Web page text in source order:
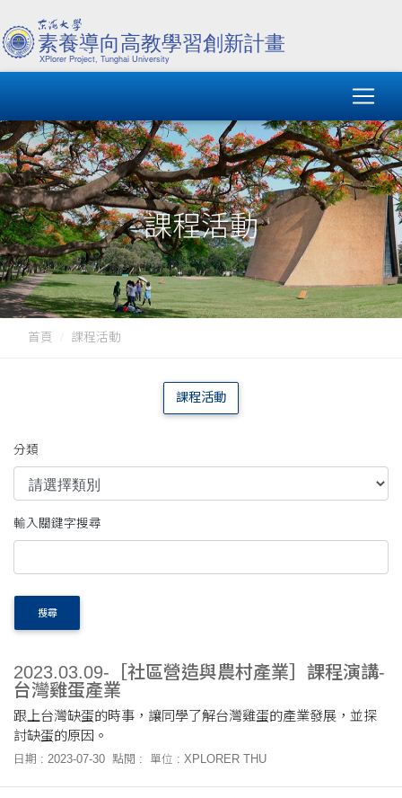
課程活動
首頁 課程活動
課程活動
分類
輸入關鍵字搜尋
搜尋
2023.03.09-［社區營造與農村產業］課程演講-
台灣雞蛋產業
跟上台灣缺蛋的時事，讓同學了解台灣雞蛋的產業發展，並探
討缺蛋的原因。
日期 : 2023-07-30 點閱 : 單位 : XPLORER THU